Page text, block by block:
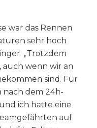
war das Rennen
sehr hoch
„Trotzdem
auch wenn wir an
sind. Für
nach dem 24h-
ich hatte eine
auf